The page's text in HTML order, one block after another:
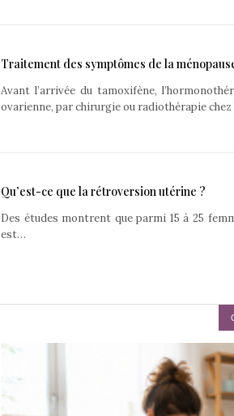
Traitement des symptômes de la
Avant l’arrivée du tamoxifène,
ovarienne, par chirurgie ou radiothérapie
Qu’est-ce que la rétroversion utérine ?
Des études montrent que parmi 15 à 25
est…